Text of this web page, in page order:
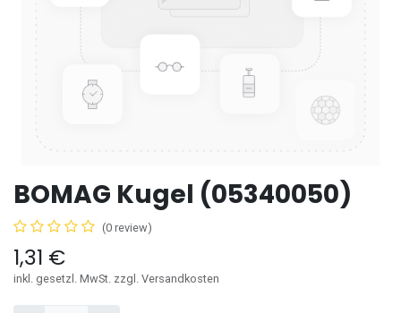
BOMAG Kugel (05340050)
(0 review)
1,31 €
inkl. gesetzl. MwSt. zzgl. Versandkosten